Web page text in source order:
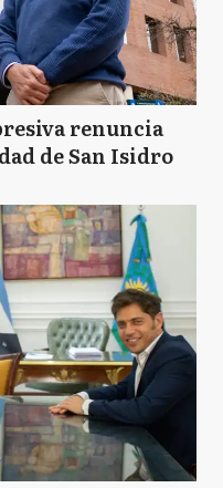
renuncia
de San Isidro